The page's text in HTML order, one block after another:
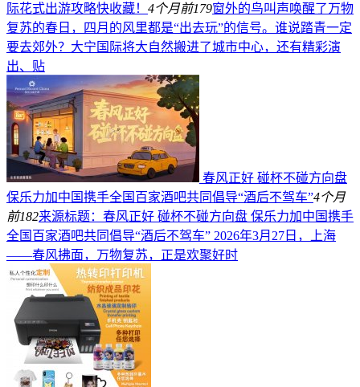
际花式出游攻略快收藏！ 4个月前179窗外的鸟叫声唤醒了万物
复苏的春日，四月的风里都是“出去玩”的信号。谁说踏青一定
要去郊外？大宁国际将大自然搬进了城市中心，还有精彩演
出、贴
春风正好 碰杯不碰方向盘
保乐力加中国携手全国百家酒吧共同倡导“酒后不驾车”4个月
前182来源标题：春风正好 碰杯不碰方向盘 保乐力加中国携手
全国百家酒吧共同倡导“酒后不驾车” 2026年3月27日，上海
——春风拂面，万物复苏，正是欢聚好时